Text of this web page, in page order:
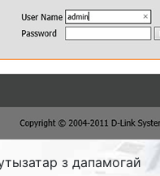
з дапамогай